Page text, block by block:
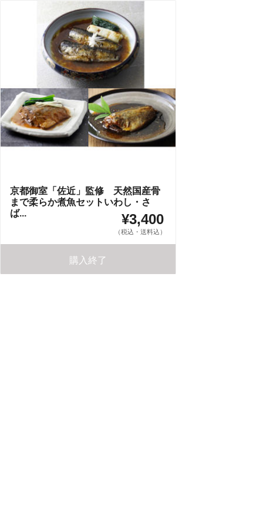
京都御室「佐近」監修 天然国産骨
まで柔らか煮魚セットいわし・さ
ば...
¥3,400
（税込・送料込）
購入終了